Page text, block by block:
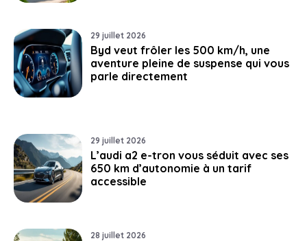
29 juillet 2026
Byd veut frôler les 500 km/h, une
aventure pleine de suspense qui vous
parle directement
29 juillet 2026
L’audi a2 e-tron vous séduit avec ses
650 km d’autonomie à un tarif
accessible
28 juillet 2026